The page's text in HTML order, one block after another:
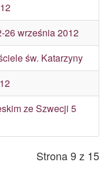
26 września 2012
św. Katarzyny
ze Szwecji 5
Strona 9 z 15